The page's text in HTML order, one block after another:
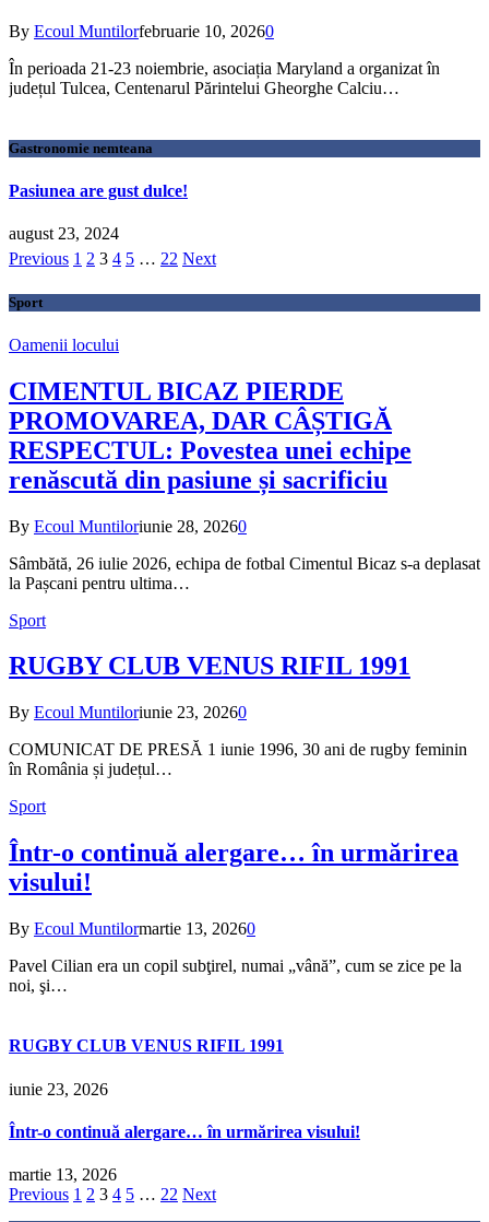
By Ecoul Muntilorfebruarie 10, 20260
În perioada 21-23 noiembrie, asociația Maryland a organizat în
județul Tulcea, Centenarul Părintelui Gheorghe Calciu…
Gastronomie nemteana
Pasiunea are gust dulce!
august 23, 2024
Previous 1 2 3 4 5 … 22 Next
Sport
Oamenii locului
CIMENTUL BICAZ PIERDE
PROMOVAREA, DAR CÂȘTIGĂ
RESPECTUL: Povestea unei echipe
renăscută din pasiune și sacrificiu
By Ecoul Muntiloriunie 28, 20260
Sâmbătă, 26 iulie 2026, echipa de fotbal Cimentul Bicaz s-a deplasat
la Pașcani pentru ultima…
Sport
RUGBY CLUB VENUS RIFIL 1991
By Ecoul Muntiloriunie 23, 20260
COMUNICAT DE PRESĂ 1 iunie 1996, 30 ani de rugby feminin
în România și județul…
Sport
Într-o continuă alergare… în urmărirea
visului!
By Ecoul Muntilormartie 13, 20260
Pavel Cilian era un copil subţirel, numai „vână”, cum se zice pe la
noi, şi…
RUGBY CLUB VENUS RIFIL 1991
iunie 23, 2026
Într-o continuă alergare… în urmărirea visului!
martie 13, 2026
Previous 1 2 3 4 5 … 22 Next